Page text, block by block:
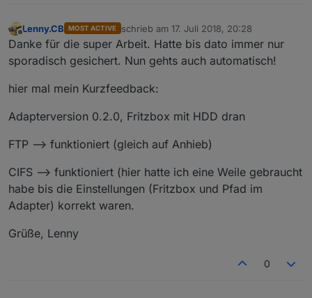
Offline
Lenny.CB MOST ACTIVE schrieb am 17. Juli 2018, 20:28
zuletzt editiert von
Danke für die super Arbeit. Hatte bis dato immer nur
sporadisch gesichert. Nun gehts auch automatisch!
hier mal mein Kurzfeedback:
Adapterversion 0.2.0, Fritzbox mit HDD dran
FTP –> funktioniert (gleich auf Anhieb)
CIFS --> funktioniert (hier hatte ich eine Weile gebraucht
habe bis die Einstellungen (Fritzbox und Pfad im
Adapter) korrekt waren.
Grüße, Lenny
0